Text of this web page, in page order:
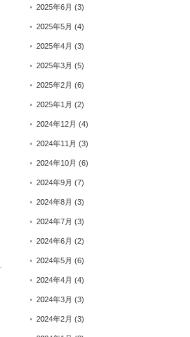
2025年6月 (3)
2025年5月 (4)
2025年4月 (3)
2025年3月 (5)
2025年2月 (6)
2025年1月 (2)
2024年12月 (4)
2024年11月 (3)
2024年10月 (6)
2024年9月 (7)
2024年8月 (3)
2024年7月 (3)
2024年6月 (2)
2024年5月 (6)
2024年4月 (4)
2024年3月 (3)
2024年2月 (3)